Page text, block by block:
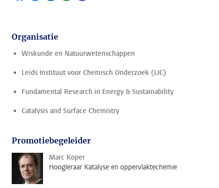
Organisatie
Wiskunde en Natuurwetenschappen
Leids Instituut voor Chemisch Onderzoek (LIC)
Fundamental Research in Energy & Sustainability
Catalysis and Surface Chemistry
Promotiebegeleider
Marc Koper
Hoogleraar Katalyse en oppervlaktechemie